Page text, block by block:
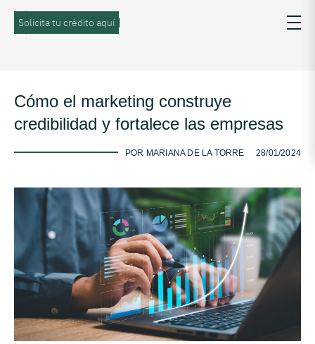
Solicita tu crédito aquí
Cómo el marketing construye
credibilidad y fortalece las empresas
-
POR MARIANA DE LA TORRE 28/01/2024